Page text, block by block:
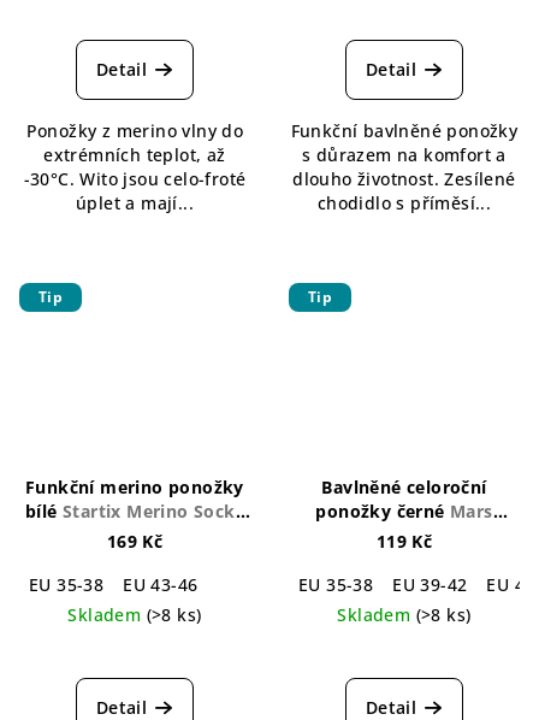
hodnocení
produktu
z
5
hvězdiček.
Detail
Ponožky z merino vlny do
extrémních teplot, až
-30°C. Wito jsou celo-froté
úplet a mají...
hodnocení
produktu
z
5
hvězdiček.
Detail
Funkční bavlněné ponožky
s důrazem na komfort a
dlouho životnost. Zesílené
chodidlo s příměsí...
Tip
Funkční merino ponožky
bílé Startix Merino Socks
White
169 Kč
EU 35-38
EU 43-46
Skladem (>8 ks)
hodnocení
produktu
Detail
Tip
Bavlněné celoroční
ponožky černé Mars
Cotton Socks Black
119 Kč
EU 35-38
EU 39-42
EU
Skladem (>8 ks)
hodnocení
produktu
Detail